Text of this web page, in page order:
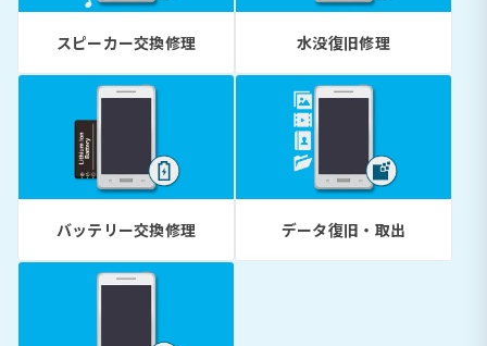
スピーカー交換修理 水没復旧修理
バッテリー交換修理 データ復旧・取出